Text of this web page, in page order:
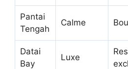
Pantai
Tengah
Calme
Datai
Bay
Luxe